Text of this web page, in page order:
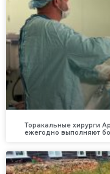
Торакальные хирурги
ежегодно выполняют